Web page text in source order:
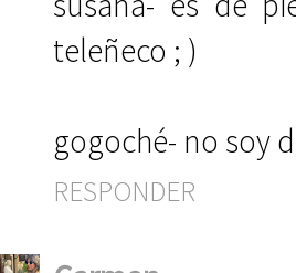
teleñeco ; )
gogoché- no soy
RESPONDER